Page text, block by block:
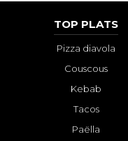
TOP PLATS
Pizza diavola
Couscous
Kebab
Tacos
Paëlla